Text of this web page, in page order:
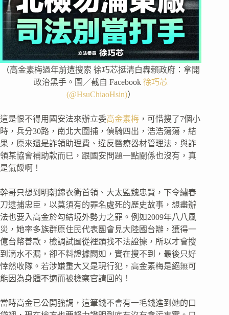
（高金素梅過年前遭搜索 徐巧芯挺清白轟賴政府：拿開
政治黑手。圖／截自 Facebook徐巧芯
(@HsuChiaoHsin)）
這是恨不得用國安法來辦立委高金素梅 ，可惜搜了7個小
時，兵分30路，南北大圍捕，偵騎四出，浩浩蕩蕩，結
果，原來還是詐領助理費、違反醫療器材管理法，與詐
領某協會補助款而已，跟國安問題一點關係也沒有，真
是氣餒啊！
幹哥只想到明朝錦衣衛首領、大太監魏忠賢，下令繡春
刀逮捕忠臣，以莫須有的罪名處死的歷史故事，想盡辦
法也要入高金於勾結境外勢力之罪。例如2009年八八風
災，她率多族群原住民代表團會見大陸國台辦，獲得一
億台幣善款，檢調試圖從裡頭找不法證據，所以才會搜
到滴水不漏，卻不料證據闕如，實在搜不到，最後只好
悻然收隊。若涉嫌重大又是現行犯，高金素梅是絕無可
能因為身體不適而被檢察官請回的！
當時高金已公開強調，這筆錢不會有一毛錢進到她的口